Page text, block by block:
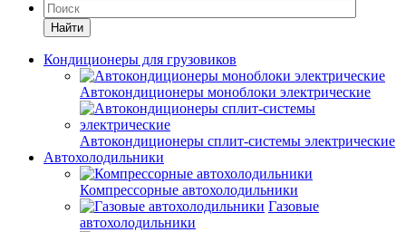
Найти
Кондиционеры для грузовиков
Автокондиционеры моноблоки электрические
Автокондиционеры сплит-системы электрические
Автохолодильники
Компрессорные автохолодильники
Газовые
автохолодильники